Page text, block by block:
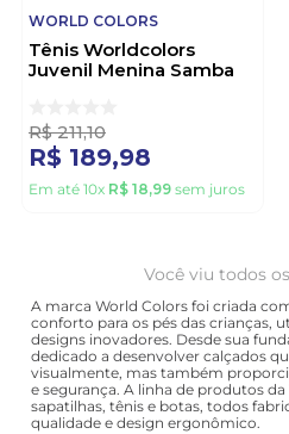
WORLD COLORS
Tênis Worldcolors
Juvenil Menina Samba
R$ 211,10
R$ 189,98
Em até 10x R$ 18,99 sem juros
Você viu todos os
A marca World Colors foi criada
conforto para os pés das crianças,
designs inovadores. Desde sua
dedicado a desenvolver calçados
visualmente, mas também
e segurança. A linha de produtos
sapatilhas, tênis e botas, todos
qualidade e design ergonômico.